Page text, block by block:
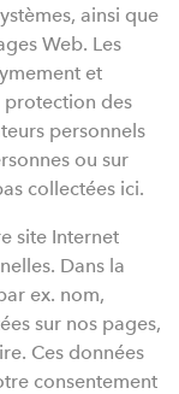
ainsi que
Web. Les
et
protection des
personnels
ou sur
collectées ici.
site Internet
Dans la
ex. nom,
sur nos pages,
Ces données
consentement